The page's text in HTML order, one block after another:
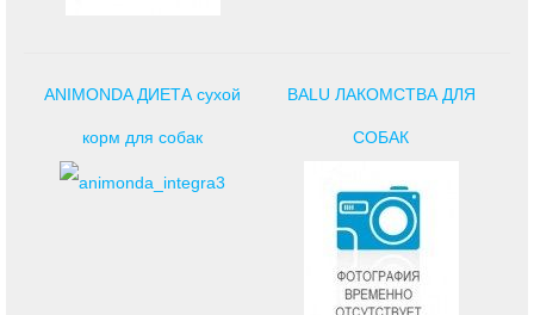
ANIMONDA ДИЕТА сухой
корм для собак
BALU ЛАКОМСТВА ДЛЯ
СОБАК